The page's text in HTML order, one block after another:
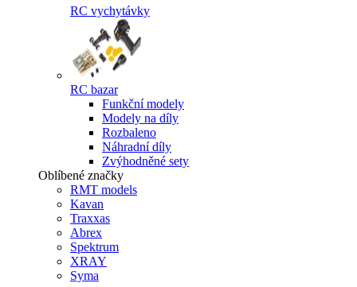
RC vychytávky
RC bazar
Funkční modely
Modely na díly
Rozbaleno
Náhradní díly
Zvýhodněné sety
Oblíbené značky
RMT models
Kavan
Traxxas
Abrex
Spektrum
XRAY
Syma